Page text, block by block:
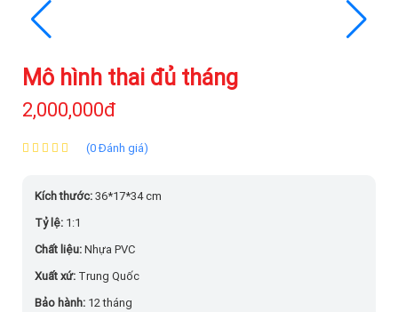
Mô hình thai đủ tháng
2,000,000đ
(0 Đánh giá)
Kích thước:36*17*34 cm
Tỷ lệ: 1:1
Chất liệu:Nhựa PVC
Xuất xứ: Trung Quốc
Bảo hành: 12 tháng